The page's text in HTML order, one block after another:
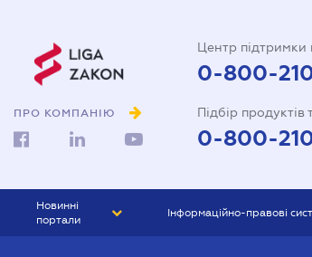
ПРО КОМПАНІЮ
Центр підтримки
0-800-
Підбір продуктів
0-800-
Новинні
портали
Інформаційно-правові